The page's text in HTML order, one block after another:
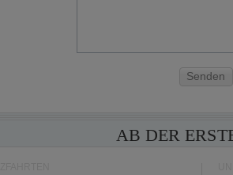
Senden
AB DER